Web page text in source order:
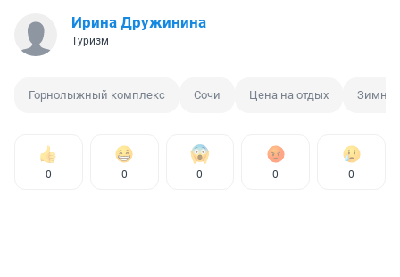
Ирина Дружинина
Туризм
Горнолыжный комплекс Сочи Цена на отдых
0 0 0 0 0